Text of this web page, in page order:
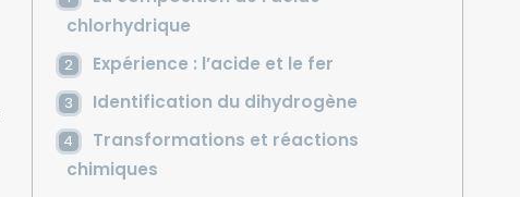
chlorhydrique
Expérience : l’acide et le fer
Identification du dihydrogène
Transformations et réactions
chimiques